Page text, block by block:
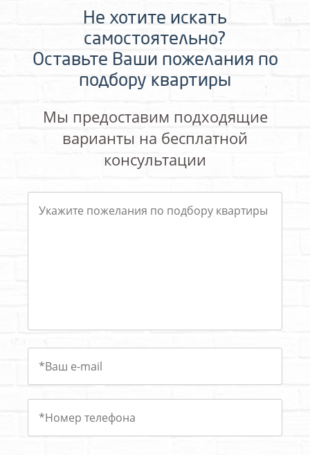
Не хотите искать
самостоятельно?
Оставьте Ваши пожелания по
подбору квартиры
Мы предоставим подходящие
варианты на бесплатной
консультации